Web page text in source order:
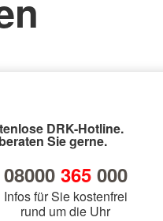
DRK-Hotline.
Sie gerne.
08000 365000
Infos für Sie kostenfrei
rund um die Uhr